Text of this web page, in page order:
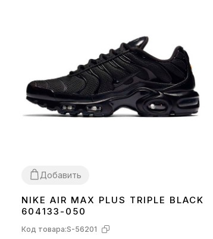
Добавить
3637 38 39 404142 434445
NIKE AIR MAX PLUS TRIPLE BLACK
604133-050
Код товара:S-56201